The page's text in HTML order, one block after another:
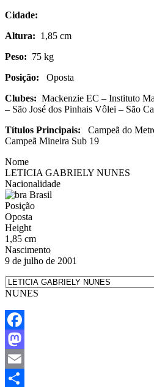
Cidade:
Altura: 1,85 cm
Peso: 75 kg
Posição: Oposta
Clubes: Mackenzie EC – Instituto
– São José dos Pinhais Vôlei – São
Títulos Principais: Campeã do
Campeã Mineira Sub 19
Nome
LETICIA GABRIELY NUNES
Nacionalidade
Brasil
Posição
Oposta
Height
1,85 cm
Nascimento
9 de julho de 2001
NUNES
Facebook
Mastodon
Email